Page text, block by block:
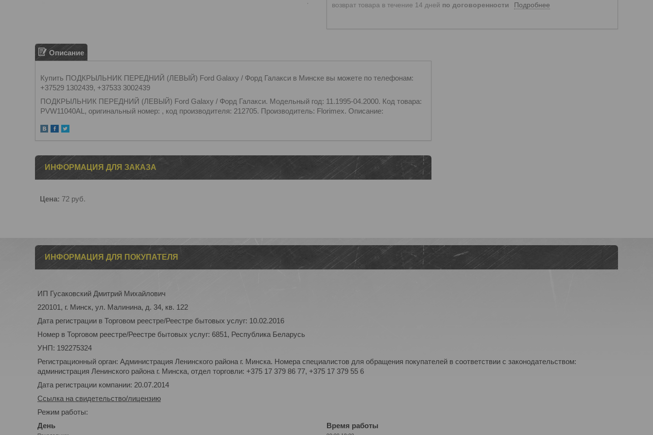
возврат товара в течение 14 дней по договоренности Подробнее
Описание
Купить ПОДКРЫЛЬНИК ПЕРЕДНИЙ (ЛЕВЫЙ) Ford Galaxy / Форд Галакси в Минске вы можете по телефонам:
+37529 1302439, +37533 3002439
ПОДКРЫЛЬНИК ПЕРЕДНИЙ (ЛЕВЫЙ) Ford Galaxy / Форд Галакси. Модельный год: 11.1995-04.2000. Код товара:
PVW11040AL, оригинальный номер: , код производителя: 212705. Производитель: Florimex. Описание:
ИНФОРМАЦИЯ ДЛЯ ЗАКАЗА
Цена: 72 руб.
ИНФОРМАЦИЯ ДЛЯ ПОКУПАТЕЛЯ
ИП Гусаковский Дмитрий Михайлович
220101, г. Минск, ул. Малинина, д. 34, кв. 122
Дата регистрации в Торговом реестре/Реестре бытовых услуг: 10.02.2016
Номер в Торговом реестре/Реестре бытовых услуг: 6851, Республика Беларусь
УНП: 192275324
Регистрационный орган: Администрация Ленинского района г. Минска. Номера специалистов для обращения покупателей в соответствии с законодательством:
администрация Ленинского района г. Минска, отдел торговли: +375 17 379 86 77, +375 17 379 55 6
Дата регистрации компании: 20.07.2014
Ссылка на свидетельство/лицензию
Режим работы:
День
Время работы